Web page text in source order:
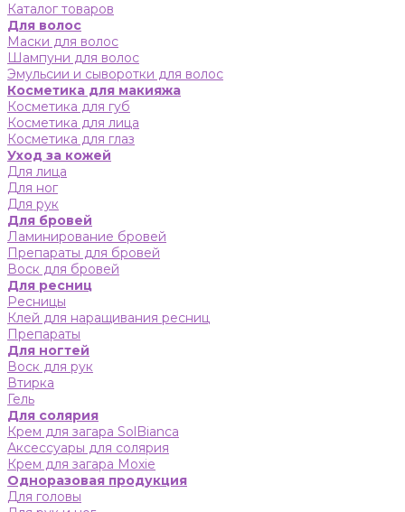
Каталог товаров
Для волос
Маски для волос
Шампуни для волос
Эмульсии и сыворотки для волос
Косметика для макияжа
Косметика для губ
Косметика для лица
Косметика для глаз
Уход за кожей
Для лица
Для ног
Для рук
Для бровей
Ламинирование бровей
Препараты для бровей
Воск для бровей
Для ресниц
Ресницы
Клей для наращивания ресниц
Препараты
Для ногтей
Воск для рук
Втирка
Гель
Для солярия
Крем для загара SolBianca
Аксессуары для солярия
Крем для загара Moxie
Одноразовая продукция
Для головы